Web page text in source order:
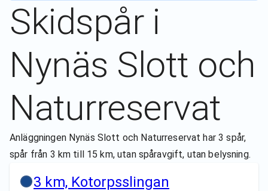
Skidspår i
Nynäs Slott och
Naturreservat
Anläggningen Nynäs Slott och Naturreservat har 3 spår,
spår från 3 km till 15 km, utan spåravgift, utan belysning.
3 km, Kotorpsslingan